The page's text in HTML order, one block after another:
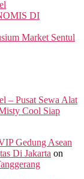
DI
Market Sentul
– Pusat Sewa Alat
Cool Siap
Gedung Asean
Di Jakarta on